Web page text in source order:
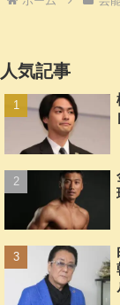
人気記事